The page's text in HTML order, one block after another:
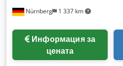
Nürnberg 1 337 km
Информация за
цената